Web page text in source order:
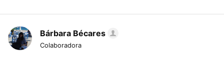
Bárbara Bécares
Colaboradora